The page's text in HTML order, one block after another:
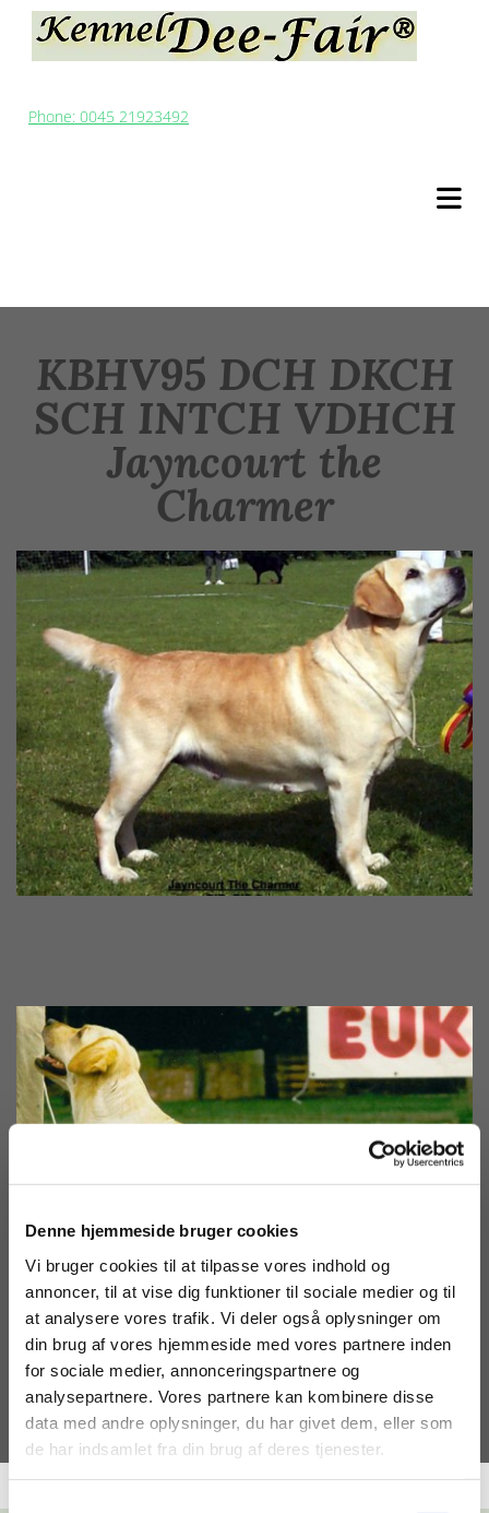
Denne hjemmeside bruger cookies
Vi bruger cookies til at tilpasse vores indhold og
annoncer, til at vise dig funktioner til sociale medier og til
at analysere vores trafik. Vi deler også oplysninger om
din brug af vores hjemmeside med vores partnere inden
for sociale medier, annonceringspartnere og
analysepartnere. Vores partnere kan kombinere disse
data med andre oplysninger, du har givet dem, eller som
de har indsamlet fra din brug af deres tjenester.
Samtykkevalg
Phone: 0045 21923492
KBHV95 DCH DKCH
SCH INTCH VDHCH
Jayncourt the
Charmer